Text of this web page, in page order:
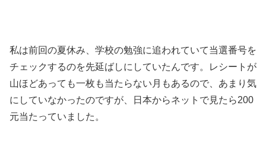
私は前回の夏休み、学校の勉強に追われていて当選番号を
チェックするのを先延ばしにしていたんです。レシートが
山ほどあっても一枚も当たらない月もあるので、あまり気
にしていなかったのですが、日本からネットで見たら200
元当たっていました。